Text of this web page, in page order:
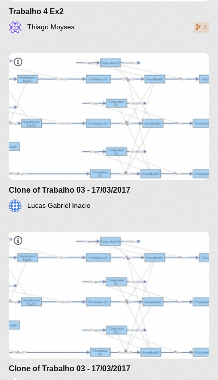
Trabalho 4 Ex2
Thiago Moyses 3
Clone of Trabalho 03 - 17/03/2017
Lucas Gabriel Inacio
Clone of Trabalho 03 - 17/03/2017